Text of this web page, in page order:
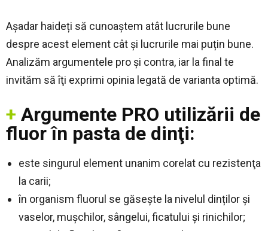
Așadar haideți să cunoaștem atât lucrurile bune
despre acest element cât și lucrurile mai puțin bune.
Analizăm argumentele pro şi contra, iar la final te
invităm să îţi exprimi opinia legată de varianta optimă.
+ Argumente PRO utilizării de
fluor în pasta de dinţi:
este singurul element unanim corelat cu rezistenţa
la carii;
în organism fluorul se găsește la nivelul dinților și
vaselor, mușchilor, sângelui, ficatului şi rinichilor;